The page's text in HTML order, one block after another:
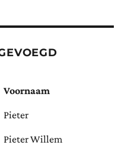
Voornaam
Pieter
Pieter Willem